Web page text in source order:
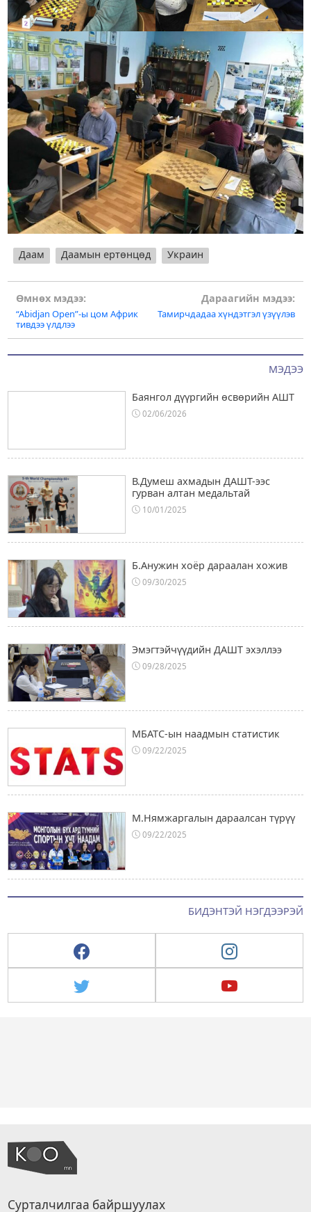
МЭДЭЭ
Баянгол дүүргийн өсвөрийн АШТ
02/06/2026
В.Думеш ахмадын ДАШТ-ээс
гурван алтан медальтай
10/01/2025
Б.Анужин хоёр дараалан хожив
09/30/2025
Эмэгтэйчүүдийн ДАШТ эхэллээ
09/28/2025
МБАТС-ын наадмын статистик
09/22/2025
М.Нямжаргалын дараалсан түрүү
09/22/2025
БИДЭНТЭЙ НЭГДЭЭРЭЙ
Даам Даамын ертөнцөд Украин
Post
navigation
Өмнөх мэдээ:
“Аbidjan Open”-ы цом Африк
тивдээ үлдлээ
Дараагийн мэдээ:
Тамирчдадаа хүндэтгэл үзүүлэв
Сурталчилгаа байршуулах